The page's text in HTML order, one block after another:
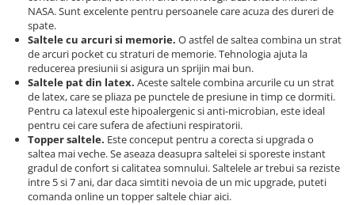
NASA. Sunt excelente pentru persoanele care acuza des dureri de
spate.
Saltele cu arcuri si memorie. O astfel de saltea combina un strat
de arcuri pocket cu straturi de memorie. Tehnologia ajuta la
reducerea presiunii si asigura un sprijin mai bun.
Saltele pat din latex. Aceste saltele combina arcurile cu un strat
de latex, care se pliaza pe punctele de presiune in timp ce dormiti.
Pentru ca latexul este hipoalergenic si anti-microbian, este ideal
pentru cei care sufera de afectiuni respiratorii.
Topper saltele. Este conceput pentru a corecta si upgrada o
saltea mai veche. Se aseaza deasupra saltelei si sporeste instant
gradul de confort si calitatea somnului. Saltelele ar trebui sa reziste
intre 5 si 7 ani, dar daca simtiti nevoia de un mic upgrade, puteti
comanda online un topper saltele chiar aici.